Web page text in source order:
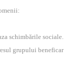
schimbările sociale.
grupului beneficar